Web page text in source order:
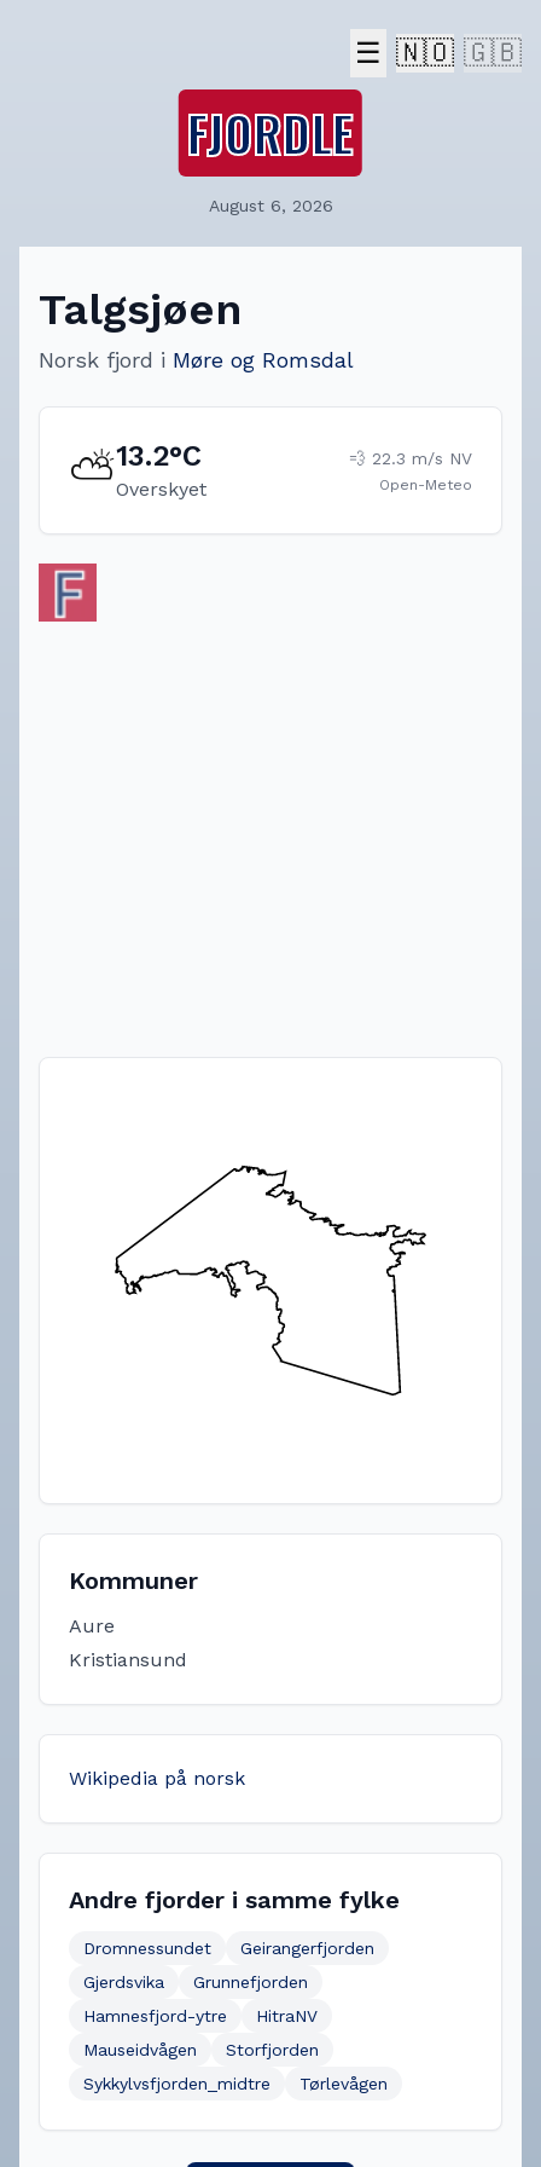
☰ 🇳🇴 🇬🇧
FJORDLE
August 6, 2026
Talgsjøen
Norsk fjord i Møre og Romsdal
⛅13.2°C
Overskyet
💨 22.3 m/s NV
Open-Meteo
Kommuner
Aure
Kristiansund
Wikipedia på norsk
Andre fjorder i samme fylke
Dromnessundet
Geirangerfjorden
Gjerdsvika
Grunnefjorden
Hamnesfjord-ytre
HitraNV
Mauseidvågen
Storfjorden
Sykkylvsfjorden_midtre
Tørlevågen